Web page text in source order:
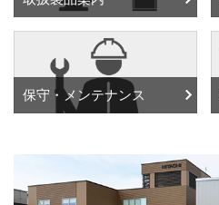
保守・メンテナンス